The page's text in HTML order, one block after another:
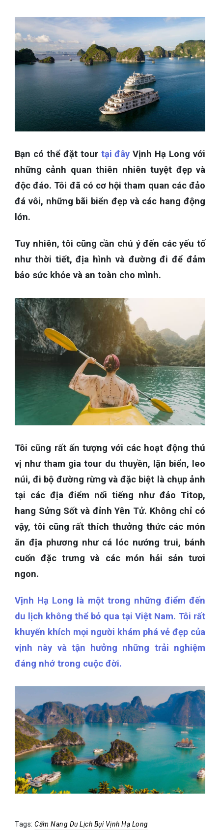
Bạn có thể đặt tourtại đâyVịnh Hạ Long với
những cảnh quan thiên nhiên tuyệt đẹp và
độc đáo. Tôi đã có cơ hội tham quan các đảo
đá vôi, những bãi biển đẹp và các hang động
lớn.
Tuy nhiên, tôi cũng cần chú ý đến các yếu tố
như thời tiết, địa hình và đường đi để đảm
bảo sức khỏe và an toàn cho mình.
Tôi cũng rất ấn tượng với các hoạt động thú
vị như tham gia tour du thuyền, lặn biển, leo
núi, đi bộ đường rừng và đặc biệt là chụp ảnh
tại các địa điểm nổi tiếng như đảo Titop,
hang Sửng Sốt và đỉnh Yên Tử. Không chỉ có
vậy, tôi cũng rất thích thưởng thức các món
ăn địa phương như cá lóc nướng trui, bánh
cuốn đặc trưng và các món hải sản tươi
ngon.
Vịnh Hạ Long là một trong những điểm đến
du lịch không thể bỏ qua tại Việt Nam. Tôi rất
khuyến khích mọi người khám phá vẻ đẹp của
vịnh này và tận hưởng những trải nghiệm
đáng nhớ trong cuộc đời.
Tags: Cẩm Nang Du Lịch Bụi Vịnh Hạ Long